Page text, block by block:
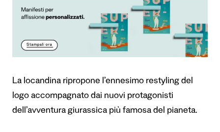
La locandina ripropone l’ennesimo restyling del
logo accompagnato dai nuovi protagonisti
dell’avventura giurassica più famosa del pianeta.